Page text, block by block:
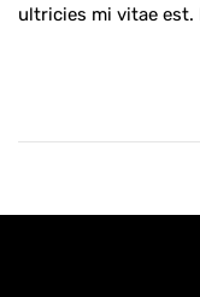
ultricies mi vitae est.